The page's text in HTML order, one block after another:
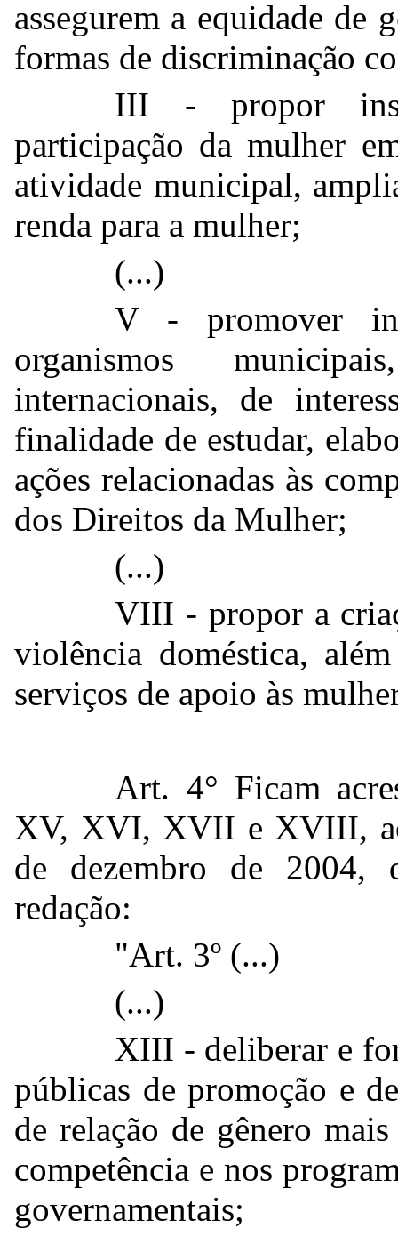
assegurem a equidade de
formas de discriminação
III - propor
participação da mulher
atividade municipal,
renda para a mulher;
(...)
V - promover
organismos
internacionais, de
finalidade de estudar,
ações relacionadas às
dos Direitos da Mulher;
(...)
VIII - propor a
violência doméstica,
serviços de apoio às
Art. 4° Ficam
XV, XVI, XVII e XVIII,
de dezembro de 2004,
redação:
"Art. 3º (...)
(...)
XIII - deliberar e
públicas de promoção e
de relação de gênero
competência e nos
governamentais;